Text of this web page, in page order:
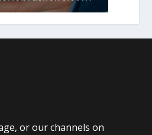
or our channels on